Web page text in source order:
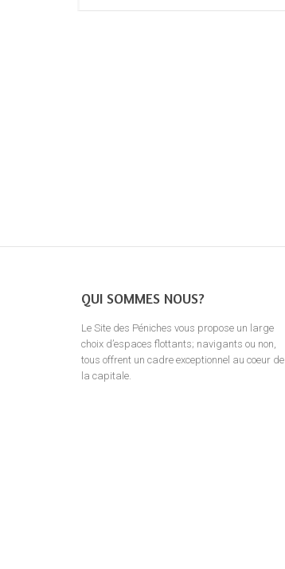
QUI SOMMES NOUS?
Le Site des Péniches vous propose un large
choix d’espaces flottants; navigants ou non,
tous offrent un cadre exceptionnel au coeur de
la capitale.